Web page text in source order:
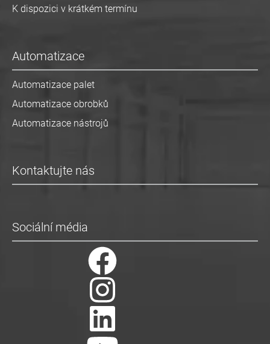
K dispozici v krátkém termínu
Automatizace
Automatizace palet
Automatizace obrobků
Automatizace nástrojů
Kontaktujte nás
Sociální média